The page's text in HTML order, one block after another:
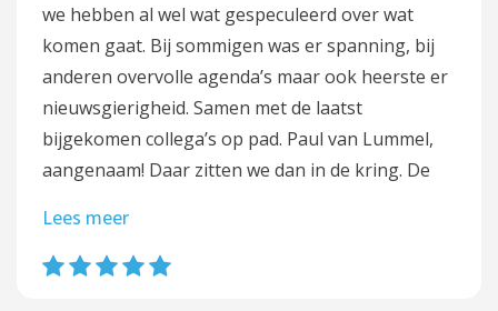
we hebben al wel wat gespeculeerd over wat
komen gaat. Bij sommigen was er spanning, bij
anderen overvolle agenda’s maar ook heerste er
nieuwsgierigheid. Samen met de laatst
bijgekomen collega’s op pad. Paul van Lummel,
aangenaam! Daar zitten we dan in de kring. De
Lees meer